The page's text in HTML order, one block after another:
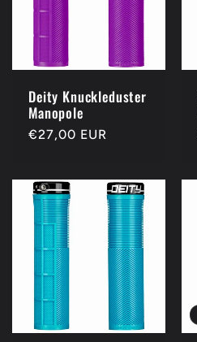
Deity Knuckleduster
Manopole
Prezzo
€27,00 EUR